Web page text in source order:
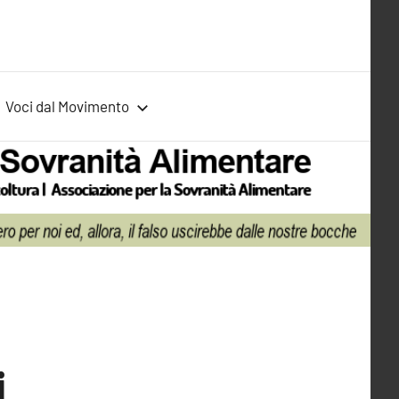
Voci dal Movimento